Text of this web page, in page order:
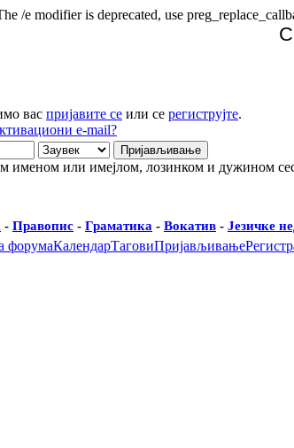
/e modifier is deprecated, use
вас пријавите се или се региструјте.
e-mail?
именом или имејлом, лозинком и дужином
- Правопис - Граматика - Вокатив - Језичке
форумаКалендарТаговиПријављивање